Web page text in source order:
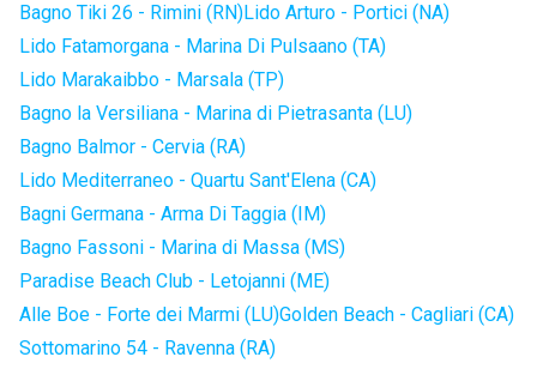
Bagno Tiki 26 - Rimini (RN)Lido Arturo - Portici (NA)
Lido Fatamorgana - Marina Di Pulsaano (TA)
Lido Marakaibbo - Marsala (TP)
Bagno la Versiliana - Marina di Pietrasanta (LU)
Bagno Balmor - Cervia (RA)
Lido Mediterraneo - Quartu Sant'Elena (CA)
Bagni Germana - Arma Di Taggia (IM)
Bagno Fassoni - Marina di Massa (MS)
Paradise Beach Club - Letojanni (ME)
Alle Boe - Forte dei Marmi (LU)Golden Beach - Cagliari (CA)
Sottomarino 54 - Ravenna (RA)